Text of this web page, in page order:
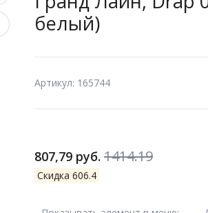
белый)
Артикул: 165744
807,79 руб. 1414.19
Скидка 606.4